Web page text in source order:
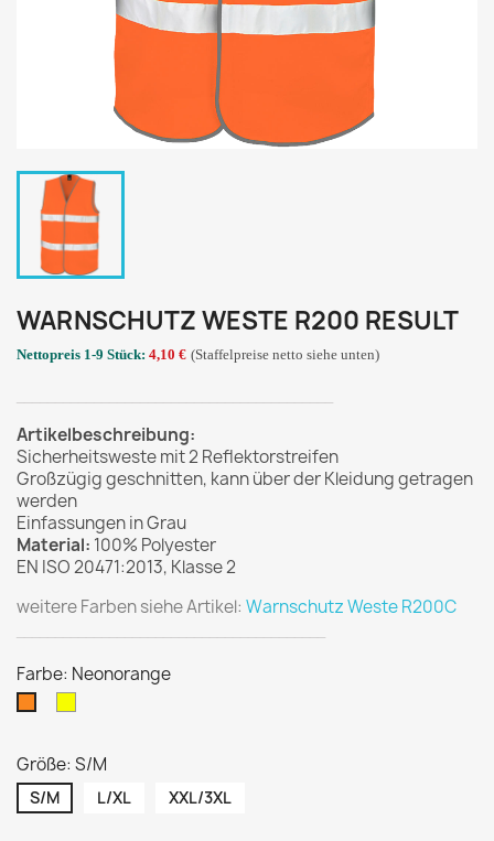
WARNSCHUTZ WESTE R200 RESULT
Nettopreis 1-9 Stück: 4,10 € (Staffelpreise netto siehe unten)
Artikelbeschreibung:
Sicherheitsweste mit 2 Reflektorstreifen
Großzügig geschnitten, kann über der Kleidung getragen
werden
Einfassungen in Grau
Material: 100% Polyester
EN ISO 20471:2013, Klasse 2
weitere Farben siehe Artikel: Warnschutz Weste R200C
Farbe: Neonorange
Größe: S/M
S/M L/XL XXL/3XL